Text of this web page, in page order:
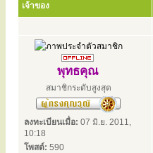
เจ้าของ
พุทธคุณ
สมาชิกระดับสูงสุด
ลงทะเบียนเมื่อ: 07 มิ.ย. 2011,
10:18
โพสต์: 590